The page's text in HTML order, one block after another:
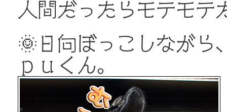
人間だったらモテモテ
🌞日向ぼっこしながら
ｐｕくん。